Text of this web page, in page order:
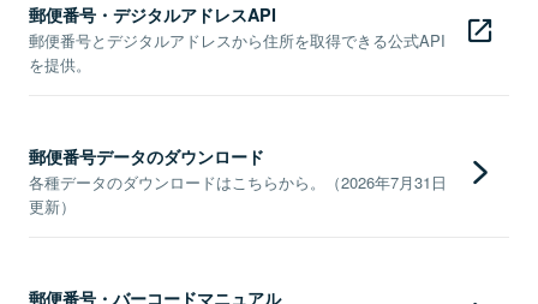
郵便番号・デジタルアドレスAPI
郵便番号とデジタルアドレスから住所を取得できる公式API
を提供。
郵便番号データのダウンロード
各種データのダウンロードはこちらから。（2026年7月31日
更新）
郵便番号・バーコードマニュアル